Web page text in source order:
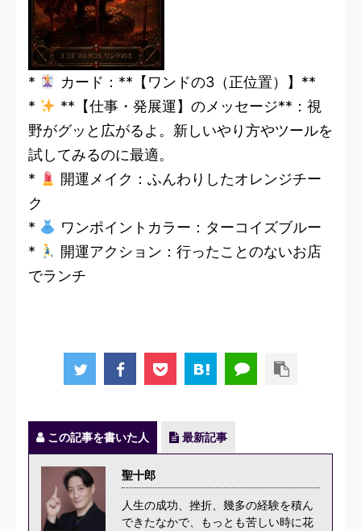
*
カード：**【ワンドの3（正位置）】**
*
**【仕事・発展運】のメッセージ**：視
野がグッと広がるよ。新しいやり方やツールを
試してみるのに最適。
*
開運メイク：ふんわりしたオレンジチー
ク
*
ワンポイントカラー：ターコイズブルー
*
開運アクション：行ったことのないお店
でランチ
この記事を書いた人 最新記事
聖十郎
人生の成功、挫折、幾多の経験を積ん
できたなかで、もっとも苦しい時に花